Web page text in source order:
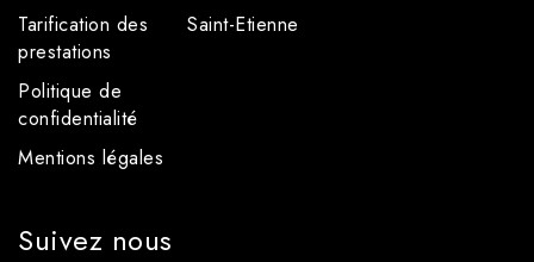
Tarification des
prestations
Politique de
confidentialité
Mentions légales
Saint-Etienne
Suivez nous